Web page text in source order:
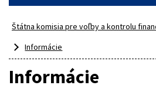
Štátna komisia pre voľby a kontrolu
Informácie
Informácie